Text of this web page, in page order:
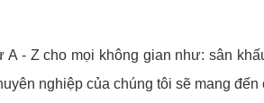
- Z cho mọi không gian như: sân
nghiệp của chúng tôi sẽ mang